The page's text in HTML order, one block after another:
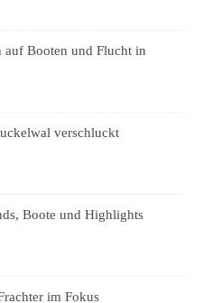
auf Booten und Flucht in
verschluckt
Boote und Highlights
im Fokus